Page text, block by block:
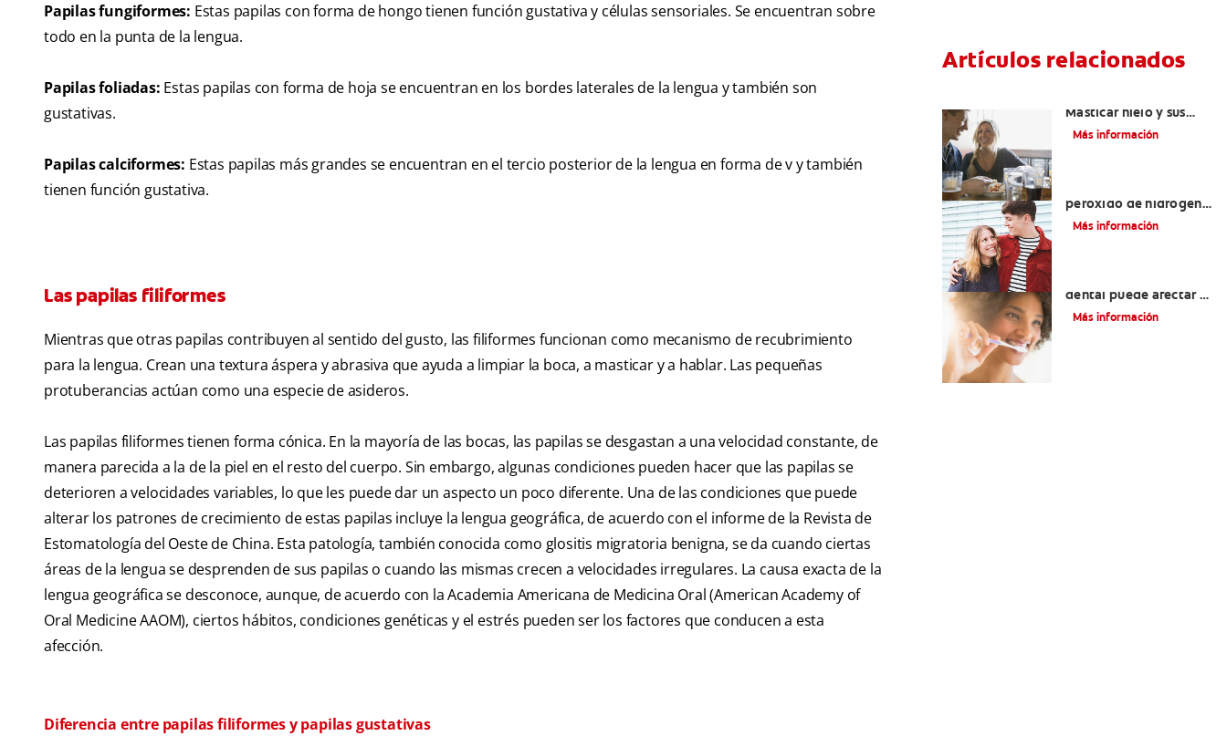
Papilas fungiformes: Estas papilas con forma de hongo tienen función gustativa y células sensoriales. Se encuentran sobre
todo en la punta de la lengua.
Papilas foliadas: Estas papilas con forma de hoja se encuentran en los bordes laterales de la lengua y también son
gustativas.
Papilas calciformes: Estas papilas más grandes se encuentran en el tercio posterior de la lengua en forma de v y también
tienen función gustativa.
Las papilas filiformes
Mientras que otras papilas contribuyen al sentido del gusto, las filiformes funcionan como mecanismo de recubrimiento
para la lengua. Crean una textura áspera y abrasiva que ayuda a limpiar la boca, a masticar y a hablar. Las pequeñas
protuberancias actúan como una especie de asideros.
Las papilas filiformes tienen forma cónica. En la mayoría de las bocas, las papilas se desgastan a una velocidad constante, de
manera parecida a la de la piel en el resto del cuerpo. Sin embargo, algunas condiciones pueden hacer que las papilas se
deterioren a velocidades variables, lo que les puede dar un aspecto un poco diferente. Una de las condiciones que puede
alterar los patrones de crecimiento de estas papilas incluye la lengua geográfica, de acuerdo con el informe de la Revista de
Estomatología del Oeste de China. Esta patología, también conocida como glositis migratoria benigna, se da cuando ciertas
áreas de la lengua se desprenden de sus papilas o cuando las mismas crecen a velocidades irregulares. La causa exacta de la
lengua geográfica se desconoce, aunque, de acuerdo con la Academia Americana de Medicina Oral (American Academy of
Oral Medicine AAOM), ciertos hábitos, condiciones genéticas y el estrés pueden ser los factores que conducen a esta
afección.
Diferencia entre papilas filiformes y papilas gustativas
Artículos relacionados
Masticar hielo y sus
dientes
Más información
peróxido de hidrógeno
para dientes y encías
Más información
dental puede afectar el
esmalte?
Más información